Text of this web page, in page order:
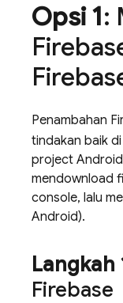
Opsi 1:
Penambahan
tindakan baik di
project
mendownload
console, lalu
Android).
Langkah
Firebase